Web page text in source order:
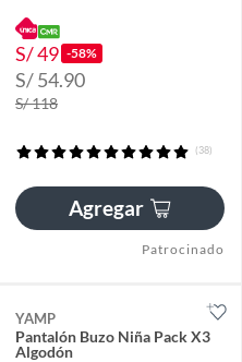
S/ 49 -58%
S/ 54.90
S/ 118
(38)
Agregar
Patrocinado
YAMP
Pantalón Buzo Niña Pack X3
Algodón